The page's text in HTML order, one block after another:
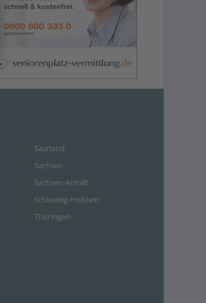
Saarland
Sachsen
Sachsen-Anhalt
Schleswig-Holstein
Thüringen